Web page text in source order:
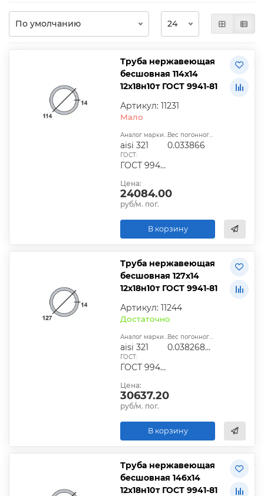
Труба нержавеющая
бесшовная 114х14
12х18н10т ГОСТ 9941-81
Артикул: 11231
Мало
Аналог марки стали:
aisi 321
Вес погонного метра, т.:
0.033866
ГОСТ:
ГОСТ 9940-81, ГОСТ 9941-81, ГОСТ 24030-80, ГОСТ 10498-82
Цена:
24084.00
руб/м. пог.
В корзину
Труба нержавеющая
бесшовная 127х14
12х18н10т ГОСТ 9941-81
Артикул: 11244
Достаточно
Аналог марки стали:
aisi 321
Вес погонного метра, т.:
0.03826858
ГОСТ:
ГОСТ 9940-81, ГОСТ 9941-81, ГОСТ 24030-80, ГОСТ 10498-82
Цена:
30637.20
руб/м. пог.
В корзину
Труба нержавеющая
бесшовная 146х14
12х18н10т ГОСТ 9941-81